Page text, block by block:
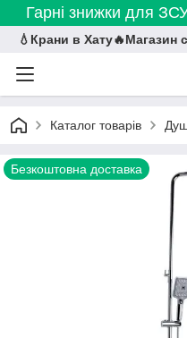
Гарні знижки для
💧Крани в Хату🔥Магазин
Каталог товарів
Безкоштовна доставка